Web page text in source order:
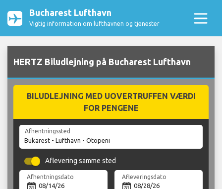
Bucharest Lufthavn
Vigtig information om lufthavnen og tjenester
HERTZ Biludlejning på Bucharest Lufthavn
BILUDLEJNING MED UOVERTRUFFEN VÆRDI
FOR PENGENE
Afhentningssted
Aflevering samme sted
Afhentningsdato Afleveringsdato